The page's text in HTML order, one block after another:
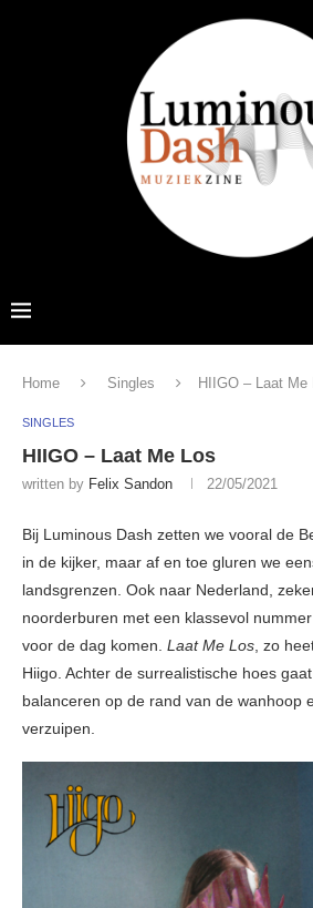
Home Singles HIIGO – Laat Me
SINGLES
HIIGO – Laat Me Los
written by Felix Sandon 22/05/2021
Bij Luminous Dash zetten we vooral de
in de kijker, maar af en toe gluren we
landsgrenzen. Ook naar Nederland,
noorderburen met een klassevol
voor de dag komen. Laat Me Los, zo
Hiigo. Achter de surrealistische hoes
balanceren op de rand van de wanhoop
verzuipen.